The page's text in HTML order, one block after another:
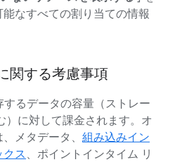
なすべての割り当ての情報
関する考慮事項
るデータの容量（ストレー
）に対して課金されます。オ
メタデータ、 組み込みイン
ス 、ポイントインタイム リ